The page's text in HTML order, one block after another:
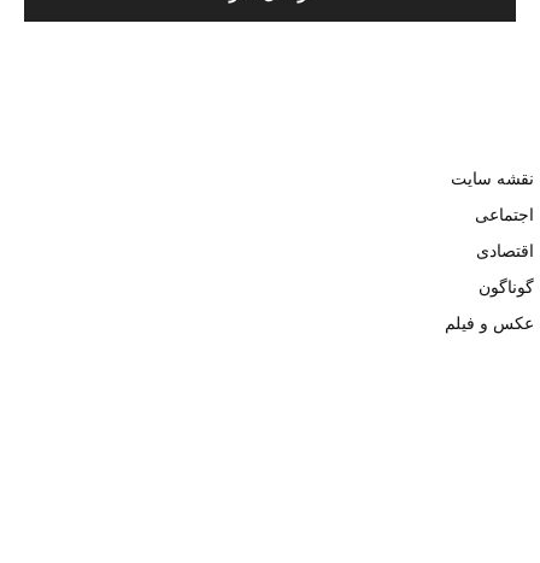
نقشه سایت
اجتماعی
اقتصادی
گوناگون
عکس و فیلم